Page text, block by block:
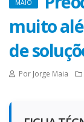
MAIO
muito
de
Por Jorge Maia